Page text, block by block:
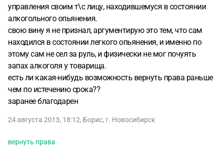
управления своим т\с лицу, находившемуся в состоянии
алкогольного опьянения.
свою вину я не признал, аргументирую это тем, что сам
находился в состоянии легкого опьянения, и именно по
этому сам не сел за руль, и физически не мог почуять
запах алкоголя у товарища.
есть ли какая-нибудь возможность вернуть права раньше
чем по истечению срока??
заранее благодарен
24 августа 2013, 18:12, Борис, г. Новосибирск
вернуть права